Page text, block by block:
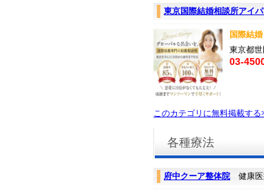
東京国際結婚相談所アイ
国際結
東京都
03-
このカテゴリに無料掲載する
各種療法
府中クーア整体院 健康医